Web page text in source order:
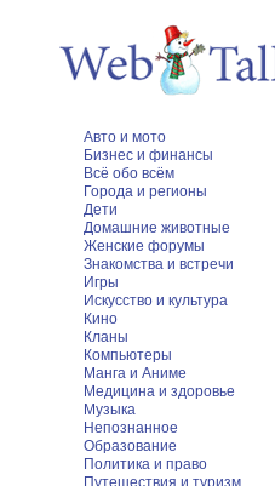
Авто и мото
Бизнес и финансы
Всё обо всём
Города и регионы
Дети
Домашние животные
Женские форумы
Знакомства и встречи
Игры
Искусство и культура
Кино
Кланы
Компьютеры
Манга и Аниме
Медицина и здоровье
Музыка
Непознанное
Образование
Политика и право
Путешествия и туризм